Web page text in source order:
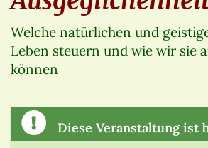
Welche natürlichen und
Leben steuern und wie wir sie
können
Diese Veranstaltung ist